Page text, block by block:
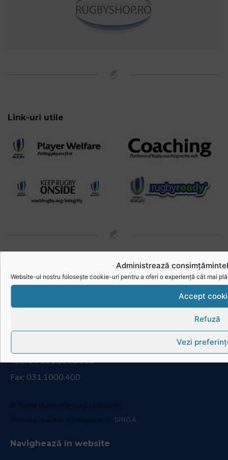
Administrează
Website-ul nostru folosește cookie-uri pentru a oferi o experiență cât mai
Accept
Refuză
Vezi
Link-uri utile
este site-ul oficial al Federației Române
de Rugby.
Telefon:031.1000.500
Fax: 031.1000.400
© Toate drepturile sunt rezervate.
Website realizat și întreținut de SINGA
Navighează în website